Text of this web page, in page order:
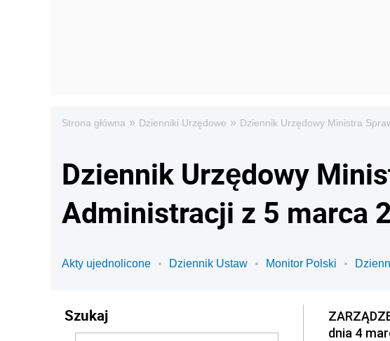
Strona główna » Dzienniki Urzędowe » Dziennik Urzędowy Ministra
Dziennik Urzędowy
Administracji z 5 marca
Akty ujednolicone Dziennik Ustaw Monitor Polski
Szukaj
dnia 4